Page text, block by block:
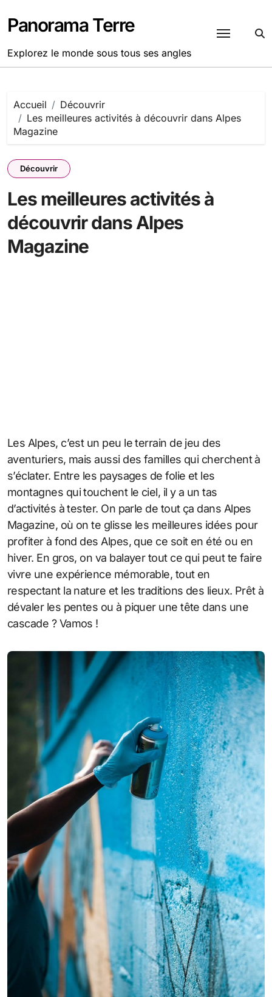
au
contenu
Panorama Terre
Explorez le monde sous tous ses angles
Accueil
Découvrir
Les meilleures activités à découvrir dans Alpes
Magazine
Découvrir
Les meilleures activités à
découvrir dans Alpes
Magazine
Les Alpes, c’est un peu le terrain de jeu des
aventuriers, mais aussi des familles qui cherchent à
s’éclater. Entre les paysages de folie et les
montagnes qui touchent le ciel, il y a un tas
d’activités à tester. On parle de tout ça dans Alpes
Magazine, où on te glisse les meilleures idées pour
profiter à fond des Alpes, que ce soit en été ou en
hiver. En gros, on va balayer tout ce qui peut te faire
vivre une expérience mémorable, tout en
respectant la nature et les traditions des lieux. Prêt à
dévaler les pentes ou à piquer une tête dans une
cascade ? Vamos !